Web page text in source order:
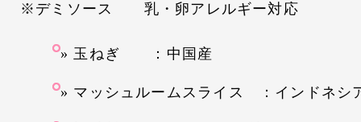
※デミソース 乳・卵アレルギー対応
玉ねぎ ：中国産
マッシュルームスライス ：インドネシ